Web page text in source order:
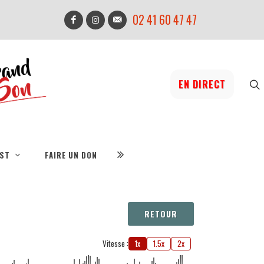
02 41 60 47 47
EN DIRECT
FAIRE UN DON
RETOUR
Vitesse : 1x 1.5x 2x